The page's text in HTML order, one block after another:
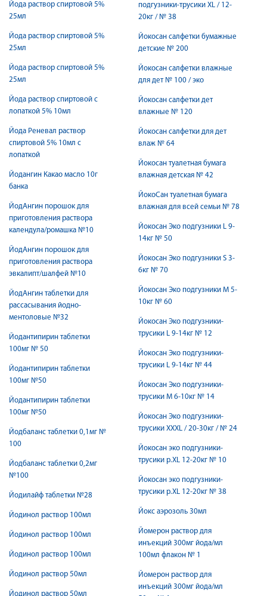
Йода раствор спиртовой 5%
25мл
Йода раствор спиртовой 5%
25мл
Йода раствор спиртовой 5%
25мл
Йода раствор спиртовой с
лопаткой 5% 10мл
Йода Реневал раствор
спиртовой 5% 10мл с
лопаткой
Йодангин Какао масло 10г
банка
ЙодАнгин порошок для
приготовления раствора
календула/ромашка №10
ЙодАнгин порошок для
приготовления раствора
эвкалипт/шалфей №10
ЙодАнгин таблетки для
рассасывания йодно-
ментоловые №32
Йодантипирин таблетки
100мг № 50
Йодантипирин таблетки
100мг №50
Йодантипирин таблетки
100мг №50
Йодбаланс таблетки 0,1мг №
100
Йодбаланс таблетки 0,2мг
№100
Йодилайф таблетки №28
Йодинол раствор 100мл
Йодинол раствор 100мл
Йодинол раствор 100мл
Йодинол раствор 50мл
Йодинол раствор 50мл
подгузники-трусики ХL / 12-
20кг / № 38
Йокосан салфетки бумажные
детские № 200
Йокосан салфетки влажные
для дет № 100 / эко
Йокосан салфетки дет
влажные № 120
Йокосан салфетки для дет
влаж № 64
Йокосан туалетная бумага
влажная детская № 42
ЙокоСан туалетная бумага
влажная для всей семьи № 78
Йокосан Эко подгузники L 9-
14кг № 50
Йокосан Эко подгузники S 3-
6кг № 70
Йокосан Эко подгузники М 5-
10кг № 60
Йокосан Эко подгузники-
трусики L 9-14кг № 12
Йокосан Эко подгузники-
трусики L 9-14кг № 44
Йокосан Эко подгузники-
трусики M 6-10кг № 14
Йокосан Эко подгузники-
трусики XXХL / 20-30кг / № 24
Йокосан эко подгузники-
трусики р.XL 12-20кг № 10
Йокосан эко подгузники-
трусики р.XL 12-20кг № 38
Йокс аэрозоль 30мл
Йомерон раствор для
инъекций 300мг йода/мл
100мл флакон № 1
Йомерон раствор для
инъекций 300мг йода/мл